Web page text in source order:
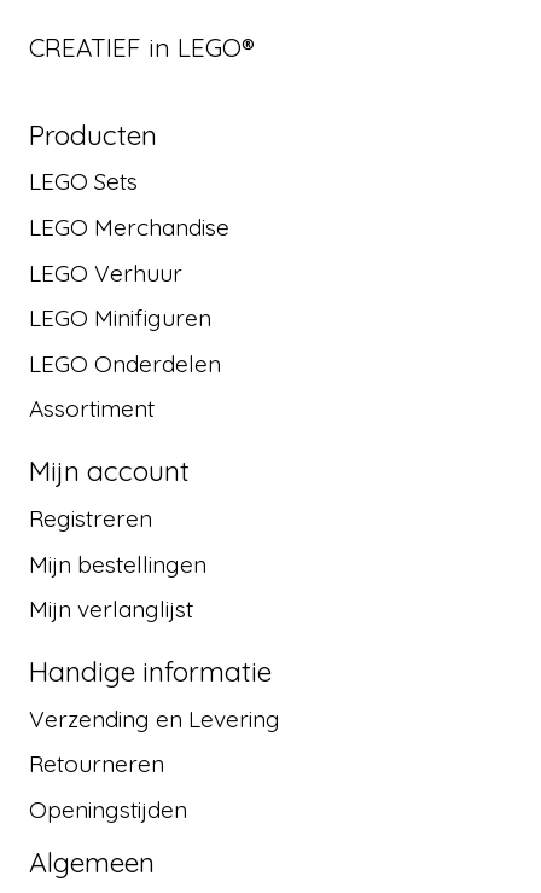
CREATIEF in LEGO®
Producten
LEGO Sets
LEGO Merchandise
LEGO Verhuur
LEGO Minifiguren
LEGO Onderdelen
Assortiment
Mijn account
Registreren
Mijn bestellingen
Mijn verlanglijst
Handige informatie
Verzending en Levering
Retourneren
Openingstijden
Algemeen